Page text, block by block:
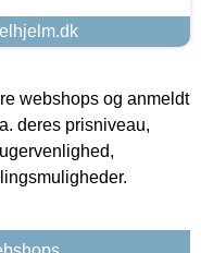
webshops og anmeldt
deres prisniveau,